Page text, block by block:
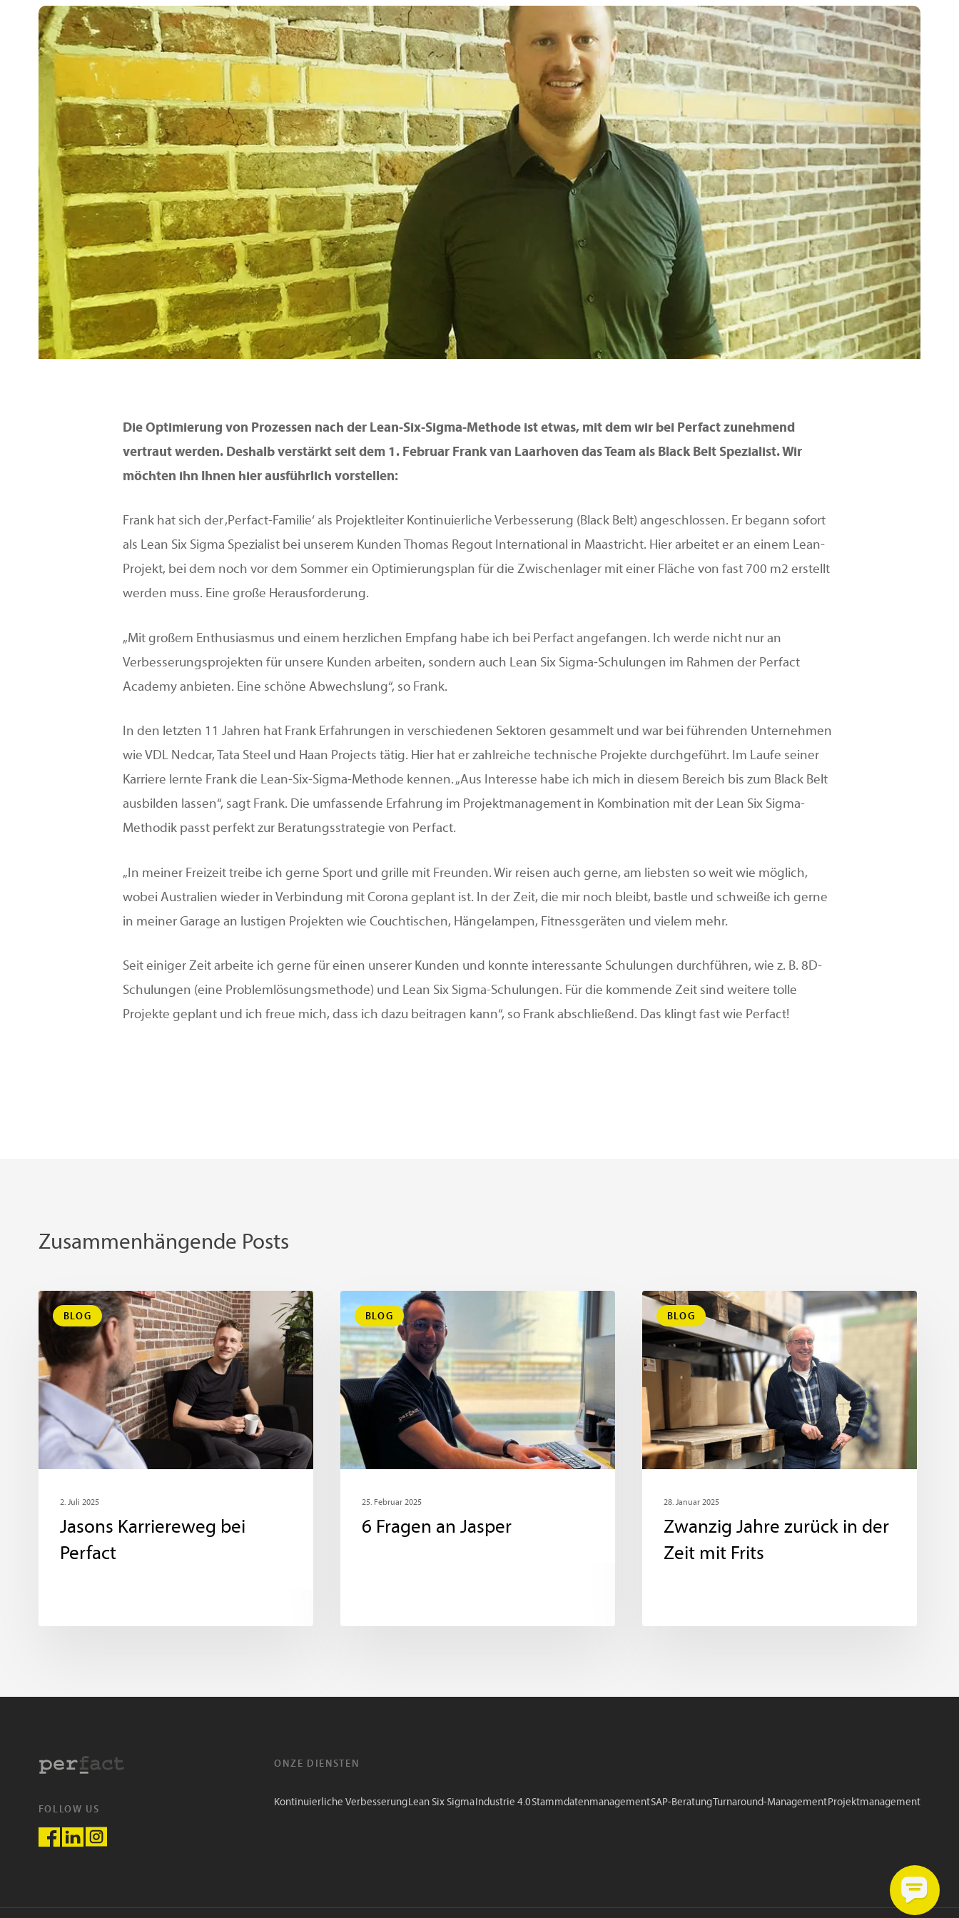
Hit enter to search or ESC to close
Die Optimierung von Prozessen nach der Lean-Six-Sigma-Methode ist etwas, mit dem wir bei Perfact zunehmend
vertraut werden. Deshalb verstärkt seit dem 1. Februar Frank van Laarhoven das Team als Black Belt Spezialist. Wir
möchten ihn Ihnen hier ausführlich vorstellen:
Frank hat sich der ‚Perfact-Familie‘ als Projektleiter Kontinuierliche Verbesserung (Black Belt) angeschlossen. Er begann sofort
als Lean Six Sigma Spezialist bei unserem Kunden Thomas Regout International in Maastricht. Hier arbeitet er an einem Lean-
Projekt, bei dem noch vor dem Sommer ein Optimierungsplan für die Zwischenlager mit einer Fläche von fast 700 m2 erstellt
werden muss. Eine große Herausforderung.
„Mit großem Enthusiasmus und einem herzlichen Empfang habe ich bei Perfact angefangen. Ich werde nicht nur an
Verbesserungsprojekten für unsere Kunden arbeiten, sondern auch Lean Six Sigma-Schulungen im Rahmen der Perfact
Academy anbieten. Eine schöne Abwechslung“, so Frank.
In den letzten 11 Jahren hat Frank Erfahrungen in verschiedenen Sektoren gesammelt und war bei führenden Unternehmen
wie VDL Nedcar, Tata Steel und Haan Projects tätig. Hier hat er zahlreiche technische Projekte durchgeführt. Im Laufe seiner
Karriere lernte Frank die Lean-Six-Sigma-Methode kennen. „Aus Interesse habe ich mich in diesem Bereich bis zum Black Belt
ausbilden lassen“, sagt Frank. Die umfassende Erfahrung im Projektmanagement in Kombination mit der Lean Six Sigma-
Methodik passt perfekt zur Beratungsstrategie von Perfact.
„In meiner Freizeit treibe ich gerne Sport und grille mit Freunden. Wir reisen auch gerne, am liebsten so weit wie möglich,
wobei Australien wieder in Verbindung mit Corona geplant ist. In der Zeit, die mir noch bleibt, bastle und schweiße ich gerne
in meiner Garage an lustigen Projekten wie Couchtischen, Hängelampen, Fitnessgeräten und vielem mehr.
Seit einiger Zeit arbeite ich gerne für einen unserer Kunden und konnte interessante Schulungen durchführen, wie z. B. 8D-
Schulungen (eine Problemlösungsmethode) und Lean Six Sigma-Schulungen. Für die kommende Zeit sind weitere tolle
Projekte geplant und ich freue mich, dass ich dazu beitragen kann“, so Frank abschließend. Das klingt fast wie Perfact!
Zusammenhängende Posts
BLOG
2. Juli 2025
Jasons Karriereweg bei
Perfact
BLOG
25. Februar 2025
6 Fragen an Jasper
BLOG
28. Januar 2025
Zwanzig Jahre zurück in der
Zeit mit Frits
FOLLOW US
ONZE DIENSTEN
Kontinuierliche VerbesserungLean Six SigmaIndustrie 4.0StammdatenmanagementSAP-Beratung Turnaround-ManagementProjektmanagement